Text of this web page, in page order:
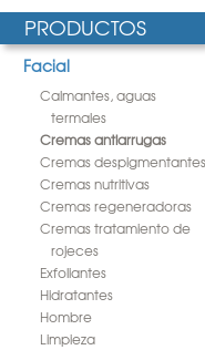
PRODUCTOS
Facial
Calmantes, aguas
termales
Cremas antiarrugas
Cremas despigmentantes
Cremas nutritivas
Cremas regeneradoras
Cremas tratamiento de
rojeces
Exfoliantes
Hidratantes
Hombre
Limpieza